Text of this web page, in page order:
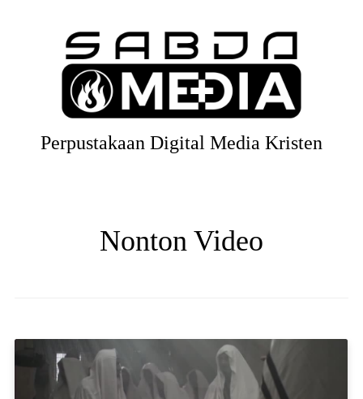
Perpustakaan Digital Media Kristen
Nonton Video